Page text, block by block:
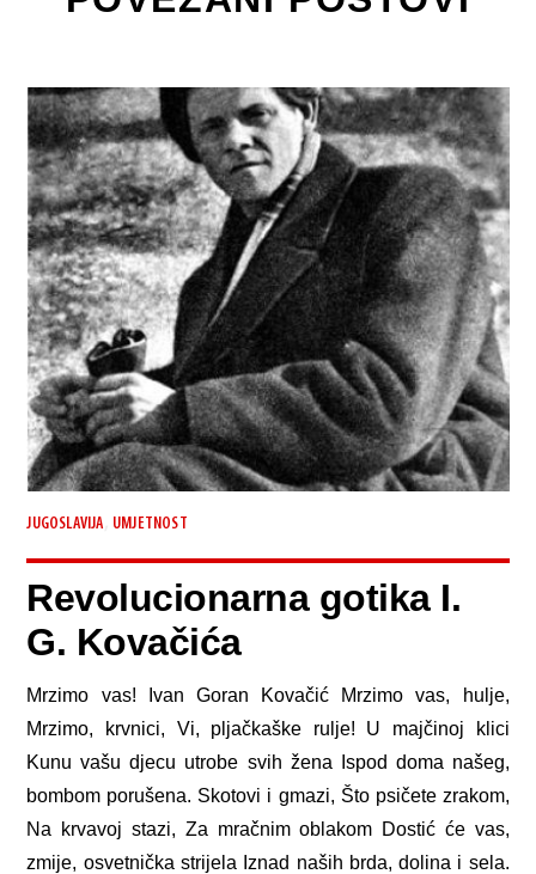
JUGOSLAVIJA UMJETNOST
Revolucionarna gotika I.
G. Kovačića
Mrzimo vas! Ivan Goran Kovačić Mrzimo vas, hulje,
Mrzimo, krvnici, Vi, pljačkaške rulje! U majčinoj klici
Kunu vašu djecu utrobe svih žena Ispod doma našeg,
bombom porušena. Skotovi i gmazi, Što psičete zrakom,
Na krvavoj stazi, Za mračnim oblakom Dostić će vas,
zmije, osvetnička strijela Iznad naših brda, dolina i sela.